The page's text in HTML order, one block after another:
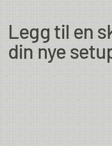
Legg til en
din nye